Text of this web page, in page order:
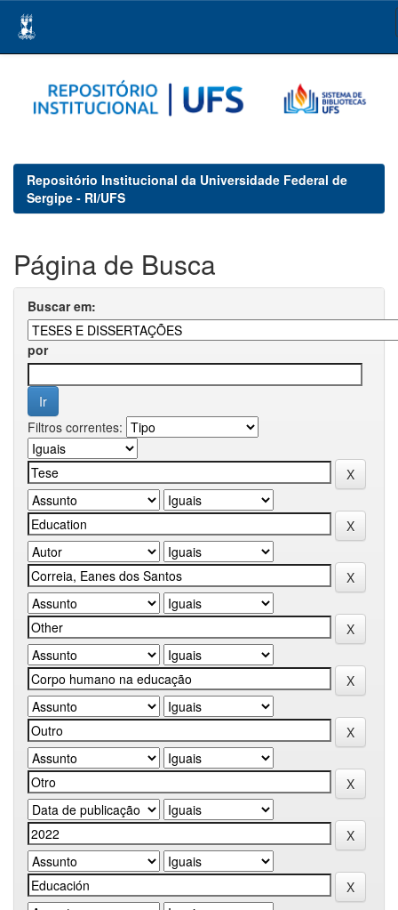
navigation
Repositório Institucional da Universidade Federal de
Sergipe - RI/UFS
Página de Busca
Buscar em:
por
Filtros correntes: